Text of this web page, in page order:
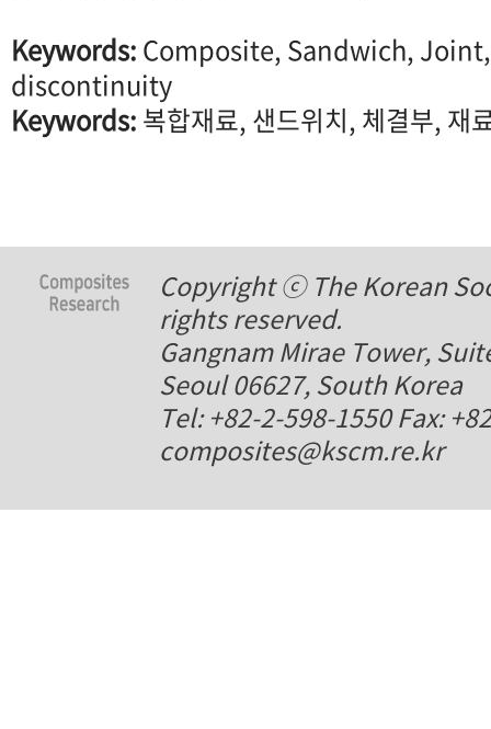
Keywords:Composite, Sandwich,
discontinuity
Keywords:복합재료, 샌드위치, 체결부, 재
Copyright ⓒ The Korean
rights reserved.
Gangnam Mirae Tower,
Seoul 06627, South Korea
Tel: +82-2-598-1550 Fax:
composites@kscm.re.kr